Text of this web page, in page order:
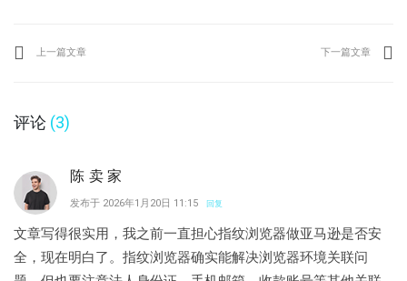
上一篇文章 下一篇文章
评论 (3)
陈卖家
发布于 2026年1月20日 11:15 回复
文章写得很实用，我之前一直担心指纹浏览器做亚马逊是否安
全，现在明白了。指纹浏览器确实能解决浏览器环境关联问